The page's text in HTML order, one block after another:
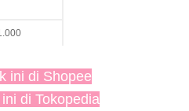
ini di Shopee
di Tokopedia